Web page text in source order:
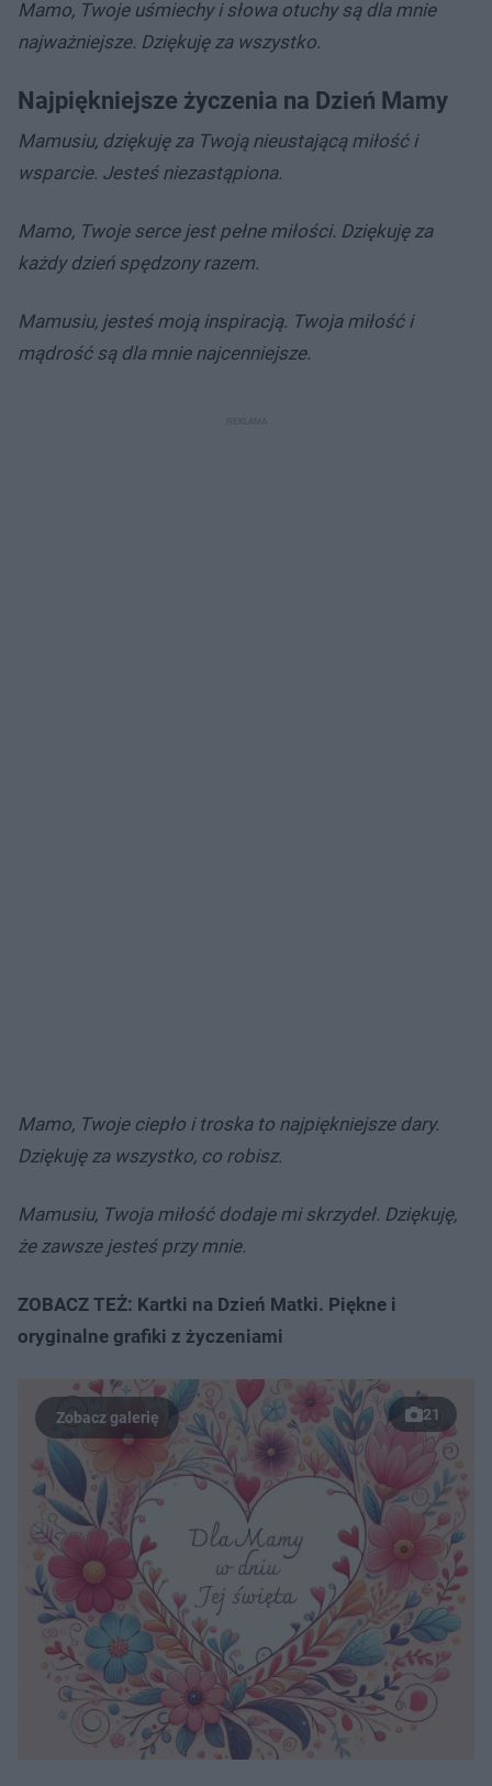
Mamo, Twoje uśmiechy i słowa otuchy są dla mnie
najważniejsze. Dziękuję za wszystko.
Najpiękniejsze życzenia na Dzień Mamy
Mamusiu, dziękuję za Twoją nieustającą miłość i
wsparcie. Jesteś niezastąpiona.
Mamo, Twoje serce jest pełne miłości. Dziękuję za
każdy dzień spędzony razem.
Mamusiu, jesteś moją inspiracją. Twoja miłość i
mądrość są dla mnie najcenniejsze.
Mamo, Twoje ciepło i troska to najpiękniejsze dary.
Dziękuję za wszystko, co robisz.
Mamusiu, Twoja miłość dodaje mi skrzydeł. Dziękuję,
że zawsze jesteś przy mnie.
ZOBACZ TEŻ: Kartki na Dzień Matki. Piękne i
oryginalne grafiki z życzeniami
21